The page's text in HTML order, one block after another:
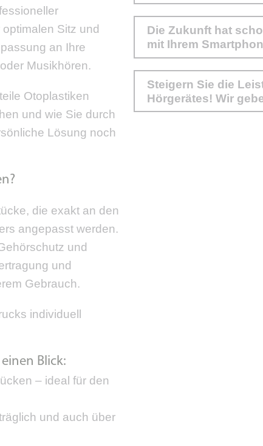
Sitz und
an Ihre
Musikhören.
Otoplastiken
und wie Sie durch
Lösung noch
die exakt an den
angepasst werden.
und
und
Gebrauch.
individuell
Blick:
– ideal für den
und auch über
Die Zukunft hat
mit Ihrem
Steigern Sie die
Hörgerätes! Wir